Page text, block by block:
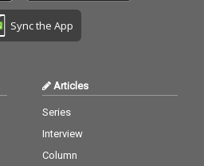
Sync the App
Articles
Series
Interview
Column